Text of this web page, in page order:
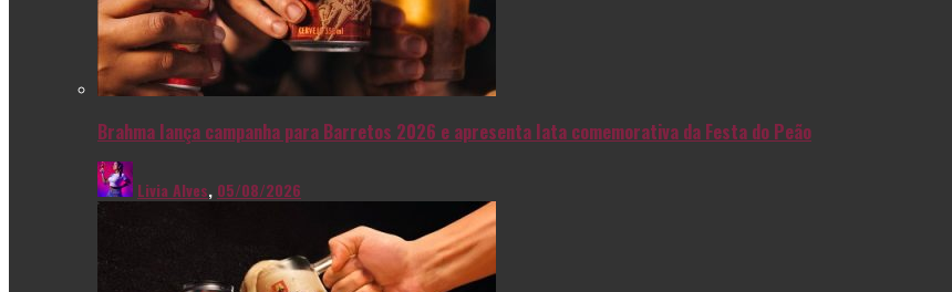
Brahma lança campanha para Barretos 2026 e apresenta lata comemorativa da Festa do Peão
Livia Alves, 05/08/2026